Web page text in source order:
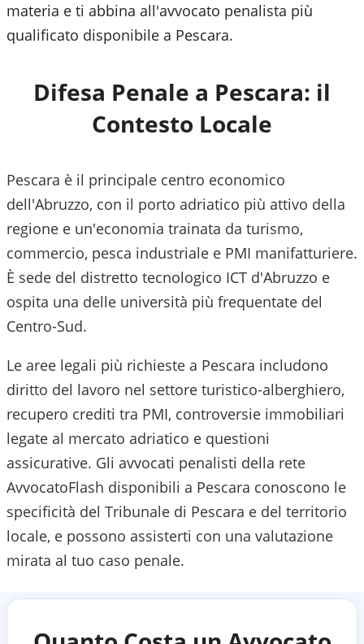
materia e ti abbina all'avvocato penalista più
qualificato disponibile a Pescara.
Difesa Penale a Pescara: il
Contesto Locale
Pescara è il principale centro economico
dell'Abruzzo, con il porto adriatico più attivo della
regione e un'economia trainata da turismo,
commercio, pesca industriale e PMI manifatturiere.
È sede del distretto tecnologico ICT d'Abruzzo e
ospita una delle università più frequentate del
Centro-Sud.
Le aree legali più richieste a Pescara includono
diritto del lavoro nel settore turistico-alberghiero,
recupero crediti tra PMI, controversie immobiliari
legate al mercato adriatico e questioni
assicurative. Gli avvocati penalisti della rete
AvvocatoFlash disponibili a Pescara conoscono le
specificità del Tribunale di Pescara e del territorio
locale, e possono assisterti con una valutazione
mirata al tuo caso penale.